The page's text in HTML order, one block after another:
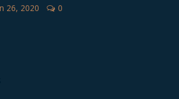
26, 2020 0